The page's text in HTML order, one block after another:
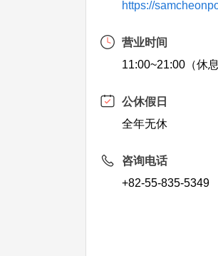
https://
营业时间
11:00~21:00（休
公休假日
全年无休
咨询电话
+82-55-835-5349